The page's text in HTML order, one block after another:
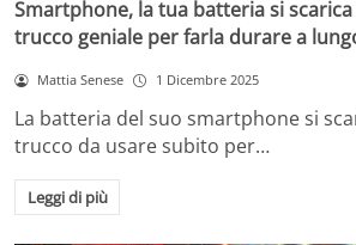
Smartphone, la tua batteria si scarica
trucco geniale per farla durare a
Mattia Senese 1 Dicembre 2025
La batteria del suo smartphone si
trucco da usare subito per…
Leggi di più